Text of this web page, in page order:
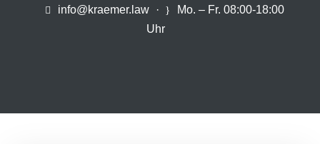
info@kraemer.law ·
Mo. – Fr. 08:00-18:00
Uhr